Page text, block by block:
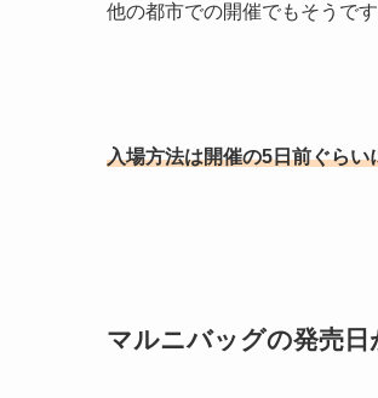
他の都市での開催でもそうで
入場方法は開催の5日前ぐら
マルニバッグの発売日